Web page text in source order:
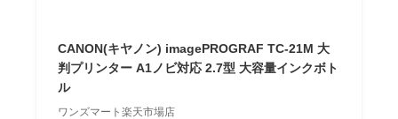
CANON(キヤノン) imagePROGRAF TC-21M 大
判プリンター A1ノビ対応 2.7型 大容量インクボト
ル
ワンズマート楽天市場店